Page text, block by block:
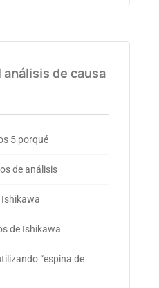
análisis de causa
5 porqué
de análisis
Ishikawa
de Ishikawa
“espina de